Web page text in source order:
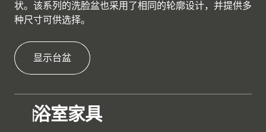
状。该系列的洗脸盆也采用了相同的轮廓设计，并提供多
种尺寸可供选择。
显示台盆
浴室家具